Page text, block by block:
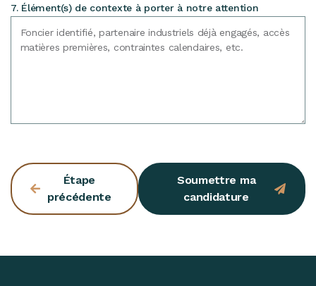
7. Élément(s) de contexte à porter à notre attention
Étape
précédente
Soumettre ma
candidature